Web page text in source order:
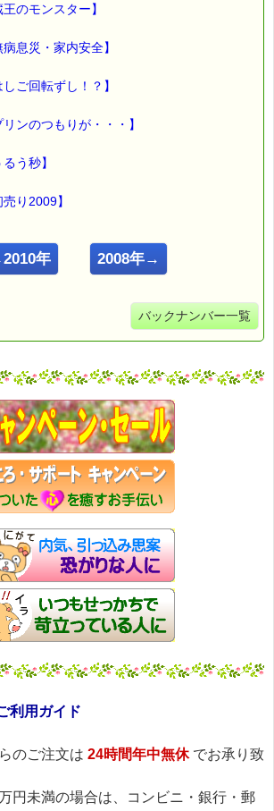
のモンスター】
息災・家内安全】
ご回転ずし！？】
ンのつもりが・・・】
う秒】
り2009】
年 2008年→
バックナンバー一覧
利用ガイド
のご注文は 24時間年中無休でお承り致
円未満の場合は、コンビニ・銀行・郵